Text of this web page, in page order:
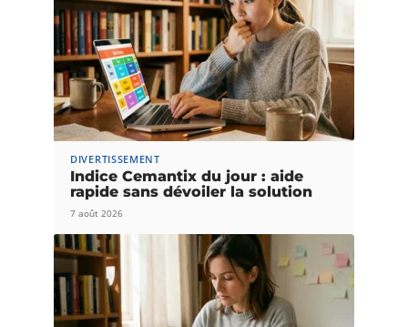
DIVERTISSEMENT
Indice Cemantix du jour : aide
rapide sans dévoiler la solution
7 août 2026